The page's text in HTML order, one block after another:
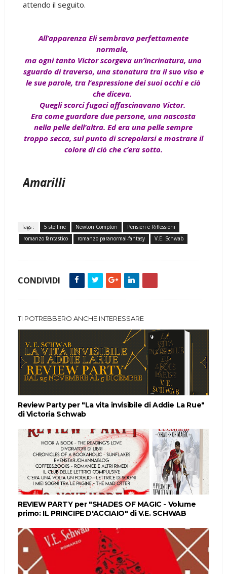
attendo il seguito.
All’apparenza Eli sembrava perfettamente
normale,
ma ogni tanto Victor scorgeva un’incrinatura, uno
sguardo di traverso, una stonatura tra il suo viso e
le sue parole, tra l’espressione dei suoi occhi e ciò
che diceva.
Quegli scorci fugaci affascinavano Victor.
Era come guardare due persone, una nascosta
nella pelle dell’altra. Ed era una pelle sempre
troppo secca, sul punto di screpolarsi e mostrare il
colore di ciò che c’era sotto.
Amarilli
Tags : 5 stelline Newton Compton
Pensieri e Riflessioni
romanzo fantastico
romanzo paranormal-fantasy V.E. Schwab
CONDIVIDI
TI POTREBBERO ANCHE INTERESSARE
Review Party per "La vita invisibile di Addie La Rue"
di Victoria Schwab
REVIEW PARTY per "SHADES OF MAGIC - Volume
primo: IL PRINCIPE D'ACCIAIO" di V.E. SCHWAB